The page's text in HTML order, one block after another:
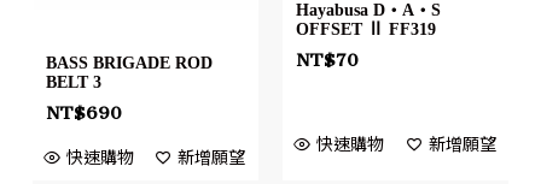
BASS BRIGADE ROD
BELT 3
NT$690
快速購物 新增願望
Hayabusa D・A・S
OFFSET Ⅱ FF319
NT$70
快速購物 新增願望